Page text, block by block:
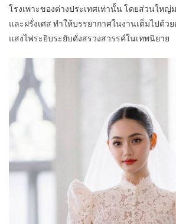
โรงเพาะของต่างประเทศเท่านั้น โดยส่วนใหญ่
และฝรั่งเศส ทำให้บรรยากาศในงานเต็มไปด้ว
แสงไฟระยิบระยับดั่งสรวงสวรรค์ในเทพนิยาย